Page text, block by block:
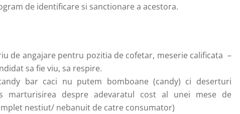
de identificare si sanctionare a acestora.
de angajare pentru pozitia de cofetar, meserie calificata –
sa fie viu, sa respire.
bar caci nu putem bomboane (candy) ci deserturi
marturisirea despre adevaratul cost al unei mese de
nestiut/ nebanuit de catre consumator)